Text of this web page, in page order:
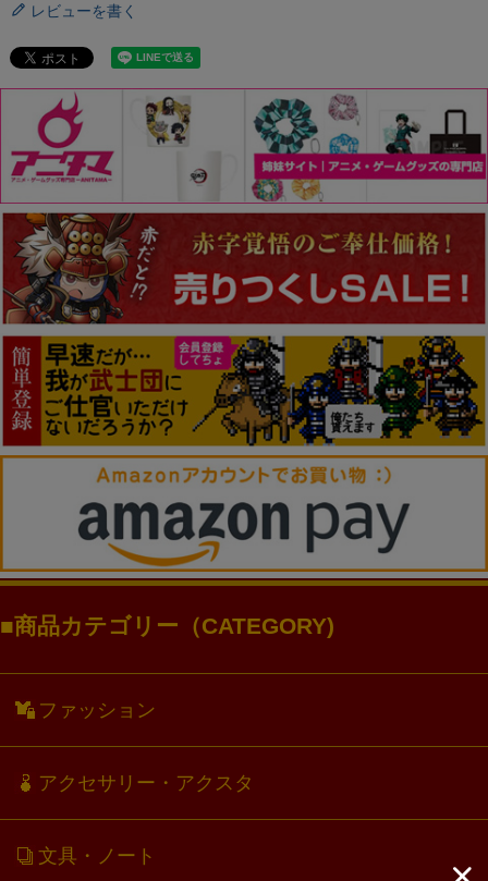
レビューを書く
商品カテゴリー（CATEGORY)
ファッション
アクセサリー・アクスタ
文具・ノート